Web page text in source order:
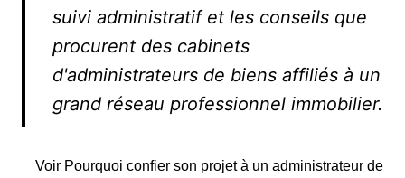
suivi administratif et les conseils que
procurent des cabinets
d'administrateurs de biens affiliés à un
grand réseau professionnel immobilier.
Voir Pourquoi confier son projet à un administrateur de